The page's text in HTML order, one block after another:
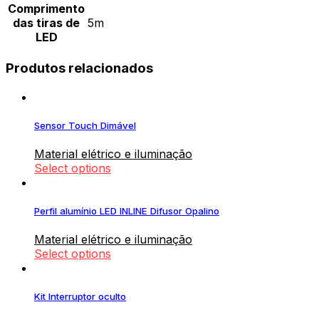
Comprimento
das tiras de
LED
5m
Produtos relacionados
Sensor Touch Dimável
Material elétrico e iluminação
Select options
Perfil alumínio LED INLINE Difusor Opalino
Material elétrico e iluminação
Select options
Kit Interruptor oculto